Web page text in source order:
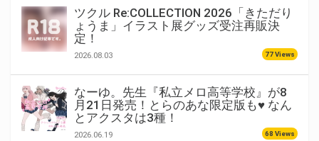
ツクル Re:COLLECTION 2026「きただり
ょうま」イラスト展グッズ受注再販決
定！
2026.08.03 77 Views
なーゆ。先生『私立メロ高等学校』が8
月21日発売！とらのあな限定版も♥ なん
とアクスタは3種！
2026.06.19 68 Views